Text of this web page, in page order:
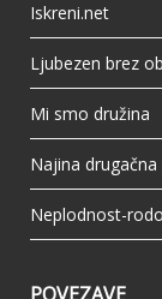
Iskreni.net
Ljubezen brez
Mi smo družina
Najina
Neplodnost-
POVEZAVE